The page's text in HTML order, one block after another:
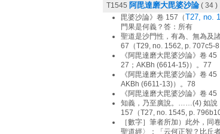
T1545 阿毘達磨大毘婆沙論( 34 )
毘婆沙論》卷 157（T27, no.
門果是何義？答：所有
聖道是沙門性，有為、無為及
67（T29, no. 1562, p. 707c5-
《阿毘達磨大毘婆沙論》卷 45
27；AKBh (6614-15)）。77
《阿毘達磨大毘婆沙論》卷 45
AKBh (6611-13)）。78
《阿毘達磨大毘婆沙論》卷 45
知義，乃至廣說。……(4) 如說
157（T27, no. 1545, p.
［數字］筆者所加）此外，同
聖道經〉：「云何正智？比丘